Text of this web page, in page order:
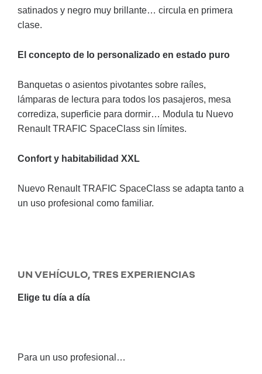
satinados y negro muy brillante… circula en primera
clase.
El concepto de lo personalizado en estado puro
Banquetas o asientos pivotantes sobre raíles,
lámparas de lectura para todos los pasajeros, mesa
corrediza, superficie para dormir… Modula tu Nuevo
Renault TRAFIC SpaceClass sin límites.
Confort y habitabilidad XXL
Nuevo Renault TRAFIC SpaceClass se adapta tanto a
un uso profesional como familiar.
UN VEHÍCULO, TRES EXPERIENCIAS
Elige tu día a día
Para un uso profesional…